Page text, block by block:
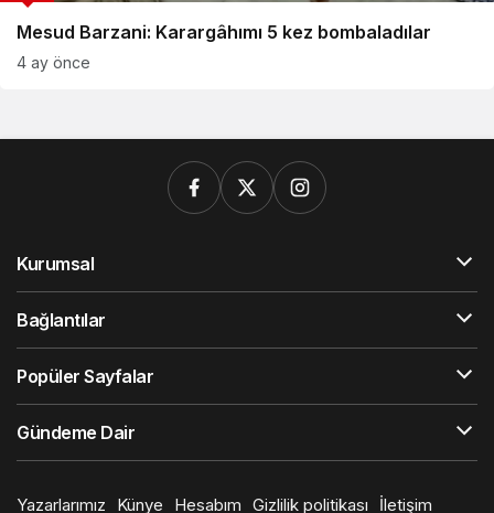
Mesud Barzani: Karargâhımı 5 kez bombaladılar
4 ay önce
Kurumsal
Bağlantılar
Popüler Sayfalar
Gündeme Dair
Yazarlarımız Künye Hesabım Gizlilik politikası İletişim